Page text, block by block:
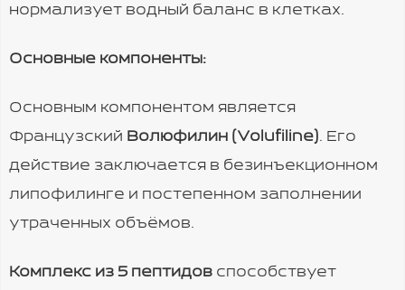
нормализует водный баланс в клетках.
Основные компоненты:
Основным компонентом является
Французский Волюфилин (Volufiline). Его
действие заключается в безинъекционном
липофилинге и постепенном заполнении
утраченных объёмов.
Комплекс из 5 пептидов способствует